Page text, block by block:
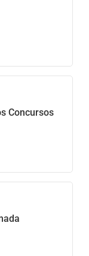
Concursos